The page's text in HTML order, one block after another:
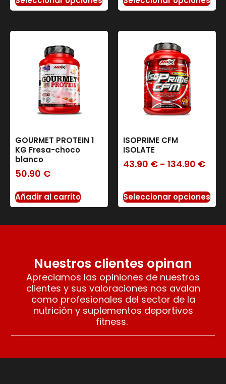
GOURMET PROTEIN 1
KG Fresa-choco
blanco
50.90 €
Añadir al carrito
ISOPRIME CFM
ISOLATE
43.90 € - 134.90 €
Seleccionar opciones
Nuestros clientes opinan
Apreciamos las opiniones de nuestros
clientes y sus valoraciones nos avalan
como profesionales del sector de la
nutrición y suplementos deportivos
fitness.